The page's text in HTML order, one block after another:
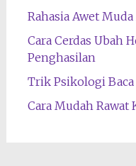
Rahasia Awet
Cara Cerdas Ubah
Penghasilan
Trik Psikologi
Cara Mudah Rawat